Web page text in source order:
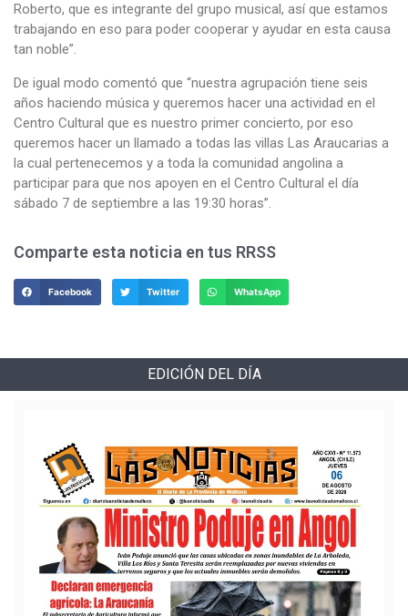
Roberto, que es integrante del grupo musical, así que estamos
trabajando en eso para poder cooperar y ayudar en esta causa
tan noble”.
De igual modo comentó que “nuestra agrupación tiene seis
años haciendo música y queremos hacer una actividad en el
Centro Cultural que es nuestro primer concierto, por eso
queremos hacer un llamado a todas las villas Las Araucarias a
la cual pertenecemos y a toda la comunidad angolina a
participar para que nos apoyen en el Centro Cultural el día
sábado 7 de septiembre a las 19:30 horas”.
Comparte esta noticia en tus RRSS
Facebook Twitter WhatsApp
EDICIÓN DEL DÍA